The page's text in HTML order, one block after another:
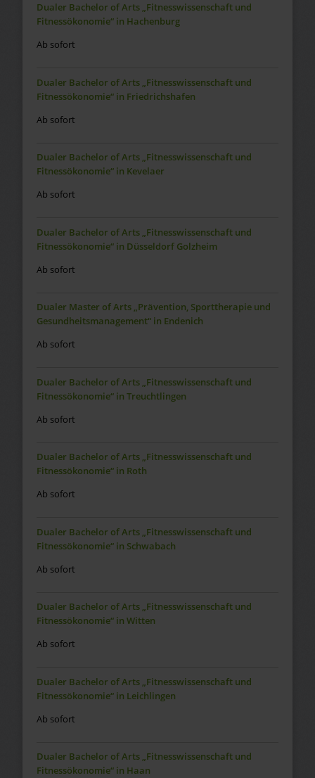
Dualer Bachelor of Arts „Fitnesswissenschaft und
Fitnessökonomie“ in Hachenburg
Ab sofort
Dualer Bachelor of Arts „Fitnesswissenschaft und
Fitnessökonomie“ in Friedrichshafen
Ab sofort
Dualer Bachelor of Arts „Fitnesswissenschaft und
Fitnessökonomie“ in Kevelaer
Ab sofort
Dualer Bachelor of Arts „Fitnesswissenschaft und
Fitnessökonomie“ in Düsseldorf Golzheim
Ab sofort
Dualer Master of Arts „Prävention, Sporttherapie und
Gesundheitsmanagement“ in Endenich
Ab sofort
Dualer Bachelor of Arts „Fitnesswissenschaft und
Fitnessökonomie“ in Treuchtlingen
Ab sofort
Dualer Bachelor of Arts „Fitnesswissenschaft und
Fitnessökonomie“ in Roth
Ab sofort
Dualer Bachelor of Arts „Fitnesswissenschaft und
Fitnessökonomie“ in Schwabach
Ab sofort
Dualer Bachelor of Arts „Fitnesswissenschaft und
Fitnessökonomie“ in Witten
Ab sofort
Dualer Bachelor of Arts „Fitnesswissenschaft und
Fitnessökonomie“ in Leichlingen
Ab sofort
Dualer Bachelor of Arts „Fitnesswissenschaft und
Fitnessökonomie“ in Haan